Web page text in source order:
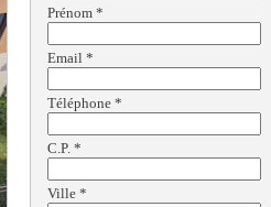
Prénom *
Email *
Téléphone *
C.P. *
Ville *